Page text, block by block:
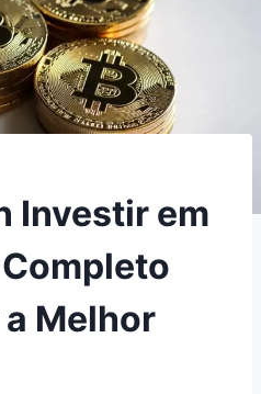
Investir em
Melhor